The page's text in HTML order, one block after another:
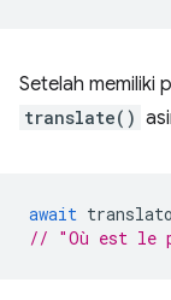
Setelah memiliki
translate()
await
// "Où est le